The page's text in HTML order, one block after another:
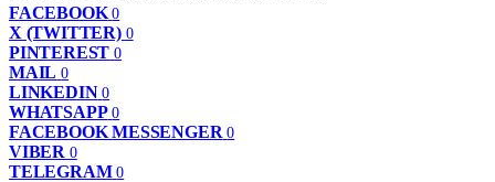
FACEBOOK 0
X (TWITTER) 0
PINTEREST 0
MAIL 0
LINKEDIN 0
WHATSAPP 0
FACEBOOK MESSENGER 0
VIBER 0
TELEGRAM 0